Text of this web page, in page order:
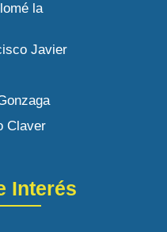
la
Javier
Claver
Interés